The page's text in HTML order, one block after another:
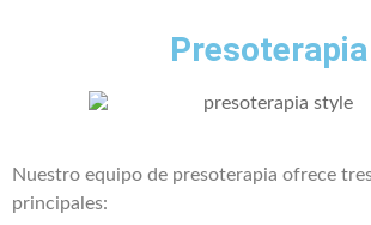
Presoterapia
Nuestro equipo de presoterapia ofrece
principales: